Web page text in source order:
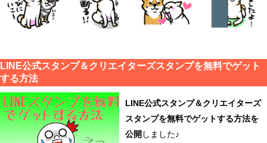
LINE公式スタンプ＆クリエイターズスタンプを無料でゲット
する方法
LINE公式スタンプ＆クリエイターズ
スタンプを無料でゲットする方法を
公開 しました♪